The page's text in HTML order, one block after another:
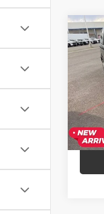
VIN: